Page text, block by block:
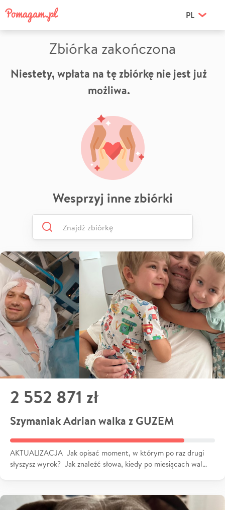
PL
Zbiórka zakończona
Niestety, wpłata na tę zbiórkę nie jest już
możliwa.
Wesprzyj inne zbiórki
2 552 871 zł
Szymaniak Adrian walka z GUZEM
AKTUALIZACJA Jak opisać moment, w którym po raz drugi
słyszysz wyrok? Jak znaleźć słowa, kiedy po miesiącach wal…